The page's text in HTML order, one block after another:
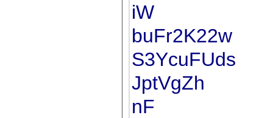
iW
buFr2K22w
S3YcuFUds
JptVgZh
nF